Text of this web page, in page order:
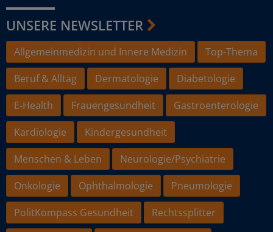
UNSERE NEWSLETTER
Allgemeinmedizin und Innere Medizin
Top-Thema
Beruf & Alltag
Dermatologie
Diabetologie
E-Health
Frauengesundheit
Gastroenterologie
Kardiologie
Kindergesundheit
Menschen & Leben
Neurologie/Psychiatrie
Onkologie
Ophthalmologie
Pneumologie
PolitKompass Gesundheit
Rechtssplitter